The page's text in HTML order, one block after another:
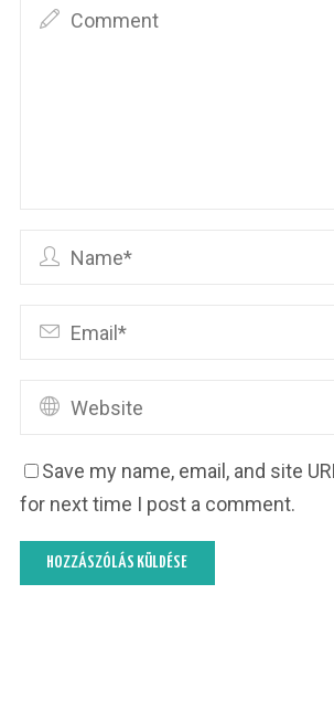
Save my name, email, and site
for next time I post a comment.